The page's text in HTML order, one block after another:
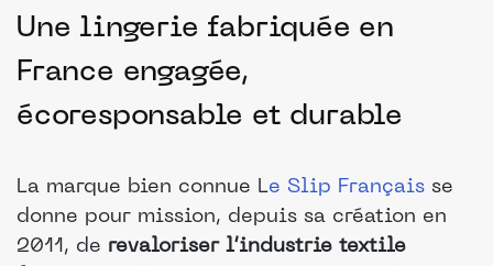
Une lingerie fabriquée en
France engagée,
écoresponsable et durable
La marque bien connue Le Slip Français se
donne pour mission, depuis sa création en
2011, de revaloriser l’industrie textile